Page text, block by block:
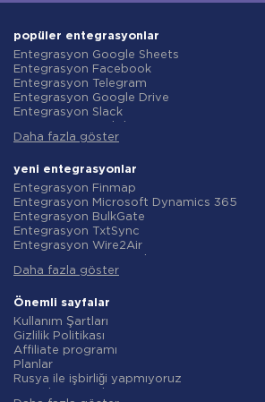
popüler entegrasyonlar
Entegrasyon Google Sheets
Entegrasyon Facebook
Entegrasyon Telegram
Entegrasyon Google Drive
Entegrasyon Slack
Entegrasyon Gmail
Entegrasyon ClickUp
Entegrasyon Airtable
Entegrasyon Google Contacts
Entegrasyon OpenAI (ChatGPT)
Entegrasyon Instagram
Entegrasyon ActiveCampaign
Entegrasyon Typeform
Entegrasyon Salesforce CRM
Entegrasyon Notion
Entegrasyon AWeber
Entegrasyon Asana
Entegrasyon ZOHO CRM
Entegrasyon Webhooks
Entegrasyon GetResponse
Entegrasyon WooCommerce
Daha fazla göster
yeni entegrasyonlar
Entegrasyon Finmap
Entegrasyon Microsoft Dynamics 365
Entegrasyon BulkGate
Entegrasyon TxtSync
Entegrasyon Wire2Air
Entegrasyon Infobip
Entegrasyon AtomPark
Entegrasyon TXTImpact
Entegrasyon Campaign Monitor
Entegrasyon CM.com
Entegrasyon D7 Networks
Entegrasyon SMS.to
Entegrasyon SMSGlobal
Daha fazla göster
Önemli sayfalar
Kullanım Şartları
Gizlilik Politikası
Affiliate programı
Planlar
Rusya ile işbirliği yapmıyoruz